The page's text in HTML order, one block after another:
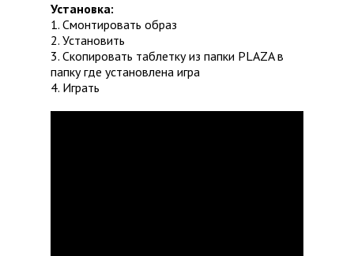
Установка:
1. Смонтировать образ
2. Установить
3. Скопировать таблетку из папки PLAZA в
папку где установлена игра
4. Играть